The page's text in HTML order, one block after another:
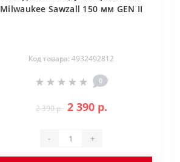
Milwaukee Sawzall 150 мм GEN II
Код товара: 4932492812
0
2 390 р. 2 390 р.
- +